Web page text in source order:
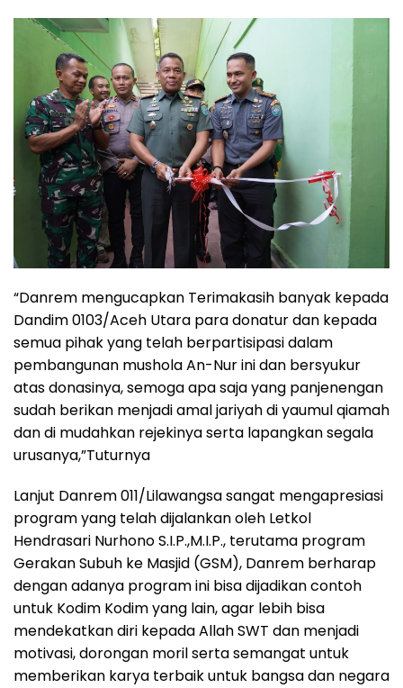
“Danrem mengucapkan Terimakasih banyak kepada
Dandim 0103/Aceh Utara para donatur dan kepada
semua pihak yang telah berpartisipasi dalam
pembangunan mushola An-Nur ini dan bersyukur
atas donasinya, semoga apa saja yang panjenengan
sudah berikan menjadi amal jariyah di yaumul qiamah
dan di mudahkan rejekinya serta lapangkan segala
urusanya,”Tuturnya
Lanjut Danrem 011/Lilawangsa sangat mengapresiasi
program yang telah dijalankan oleh Letkol
Hendrasari Nurhono S.I.P.,M.I.P., terutama program
Gerakan Subuh ke Masjid (GSM), Danrem berharap
dengan adanya program ini bisa dijadikan contoh
untuk Kodim Kodim yang lain, agar lebih bisa
mendekatkan diri kepada Allah SWT dan menjadi
motivasi, dorongan moril serta semangat untuk
memberikan karya terbaik untuk bangsa dan negara